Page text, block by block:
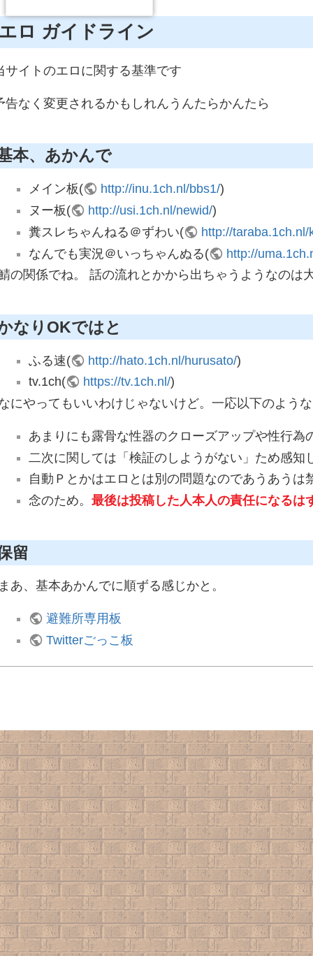
ロ ガイドライン
サイトのエロに関する基準です
告なく変更されるかもしれんうんたらかんたら
本、あかんで
メイン板( http://inu.1ch.nl/bbs1/)
ヌー板(
http://usi.1ch.nl/newid/)
糞スレちゃんねる＠ずわい(
http://taraba.1ch.nl/
なんでも実況＠いっちゃんぬる(
http://
の関係でね。 話の流れとかから出ちゃうようなのは
なりOKではと
ふる速( http://hato.1ch.nl/hurusato/)
tv.1ch(
https://tv.1ch.nl/)
にやってもいいわけじゃないけど。一応以下のよう
あまりにも露骨な性器のクローズアップや性行為
二次に関しては「検証のしようがない」ため感知
自動Ｐとかはエロとは別の問題なのであうあうは
念のため。最後は投稿した人本人の責任になるは
留
あ、基本あかんでに順ずる感じかと。
避難所専用板
Twitterごっこ板